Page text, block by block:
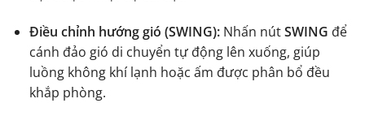
Điều chỉnh hướng gió (SWING):Nhấn nútSWING để
cánh đảo gió di chuyển tự động lên xuống, giúp
luồng không khí lạnh hoặc ấm được phân bổ đều
khắp phòng.